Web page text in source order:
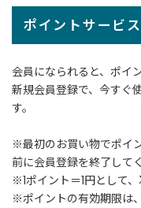
る
ご
質
s
t
a
g
ポイントサービス
会員になられると、ポイ
新規会員登録で、今すぐ
す。
※最初のお買い物でポイ
前に会員登録を終了して
※1ポイント＝1円として
※ポイントの有効期限は